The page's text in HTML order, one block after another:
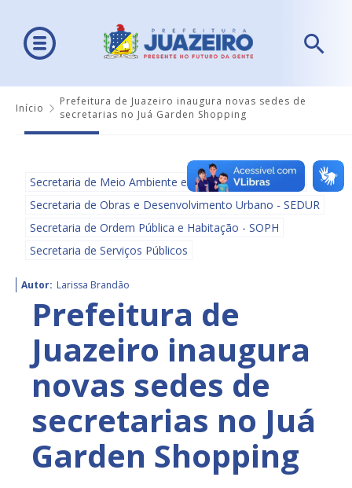
Início
Prefeitura de Juazeiro inaugura novas sedes de
secretarias no Juá Garden Shopping
Secretaria de Meio Ambiente e Ordenamento Urbano
Secretaria de Obras e Desenvolvimento Urbano - SEDUR
Secretaria de Ordem Pública e Habitação - SOPH
Secretaria de Serviços Públicos
Autor: Larissa Brandão
Prefeitura de
Juazeiro inaugura
novas sedes de
secretarias no Juá
Garden Shopping